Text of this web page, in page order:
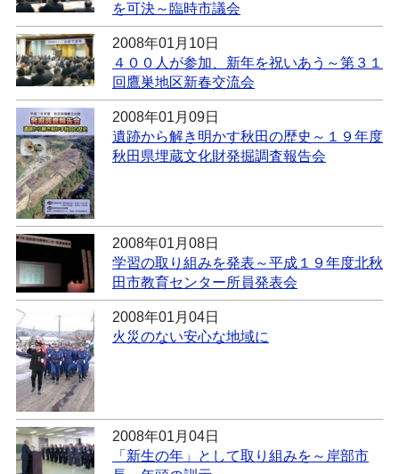
を可決～臨時市議会
2008年01月10日
４００人が参加、新年を祝いあう～第３１
回鷹巣地区新春交流会
2008年01月09日
遺跡から解き明かす秋田の歴史～１９年度
秋田県埋蔵文化財発掘調査報告会
2008年01月08日
学習の取り組みを発表～平成１９年度北秋
田市教育センター所員発表会
2008年01月04日
火災のない安心な地域に
2008年01月04日
「新生の年」として取り組みを～岸部市